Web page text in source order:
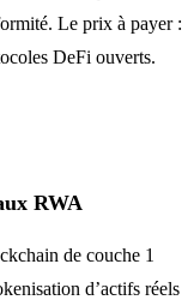
Le prix à payer :
DeFi ouverts.
RWA
de couche 1
d’actifs réels